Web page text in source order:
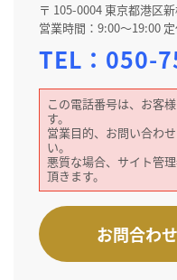
〒 105-0004 東京都港区
営業時間：9:00～19:00
TEL： 050-
この電話番号は、お客
す。
営業目的、お問い合わ
い。
悪質な場合、サイト管
頂きます。
お問合わ